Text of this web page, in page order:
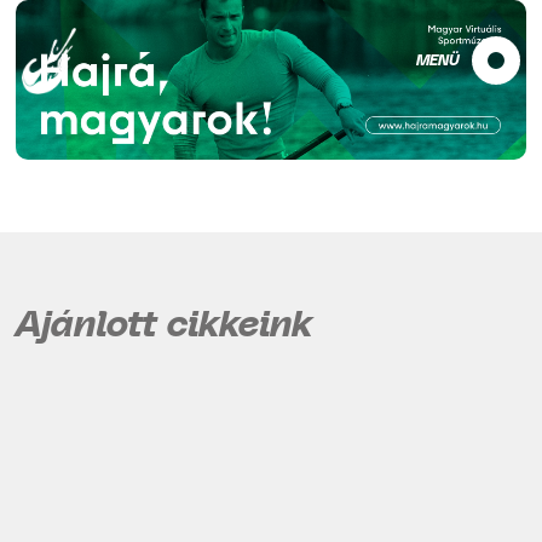
MENÜ
Ajánlott cikkeink